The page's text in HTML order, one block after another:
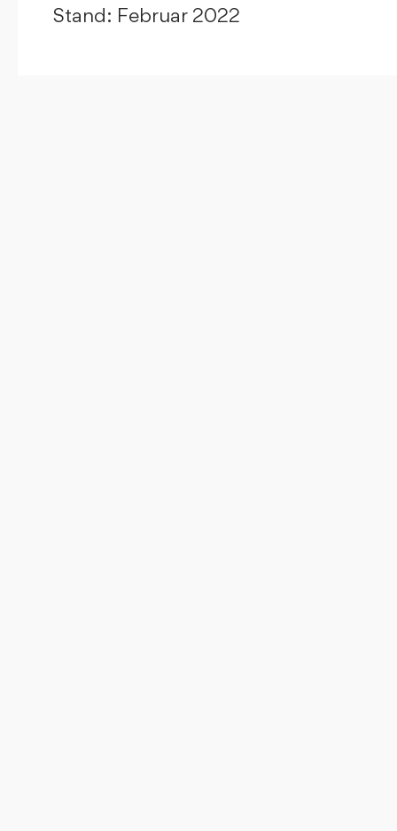
Stand: Februar 2022